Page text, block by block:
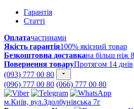
Гарантія
Статті
Оплатачастинами
Якість гарантія100% якісний товар
Безкоштовна доставкана більш ніж
Повернення товаруПротягом 14 днів
(093) 777 00 80
(096) 777 00 80 (066) 777 00 80
м.Київ, вул.Здолбунівська 7г